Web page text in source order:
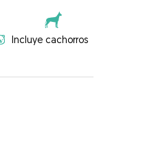
Incluye cachorros